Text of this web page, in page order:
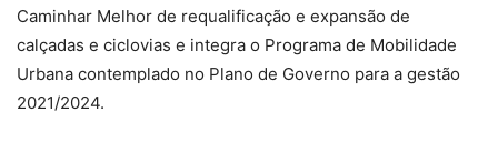
Caminhar Melhor de requalificação e expansão de
calçadas e ciclovias e integra o Programa de Mobilidade
Urbana contemplado no Plano de Governo para a gestão
2021/2024.